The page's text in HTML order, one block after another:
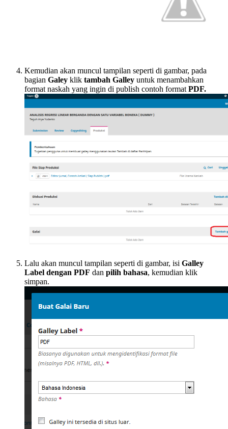
Kemudian akan muncul tampilan seperti di gambar, pada
bagian Galey klik tambah Galley untuk menambahkan
format naskah yang ingin di publish contoh format PDF.
Lalu akan muncul tampilan seperti di gambar, isi Galley
Label dengan PDF dan pilih bahasa, kemudian klik
simpan.